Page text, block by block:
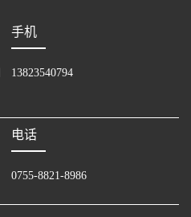
手机
13823540794
电话
0755-8821-8986